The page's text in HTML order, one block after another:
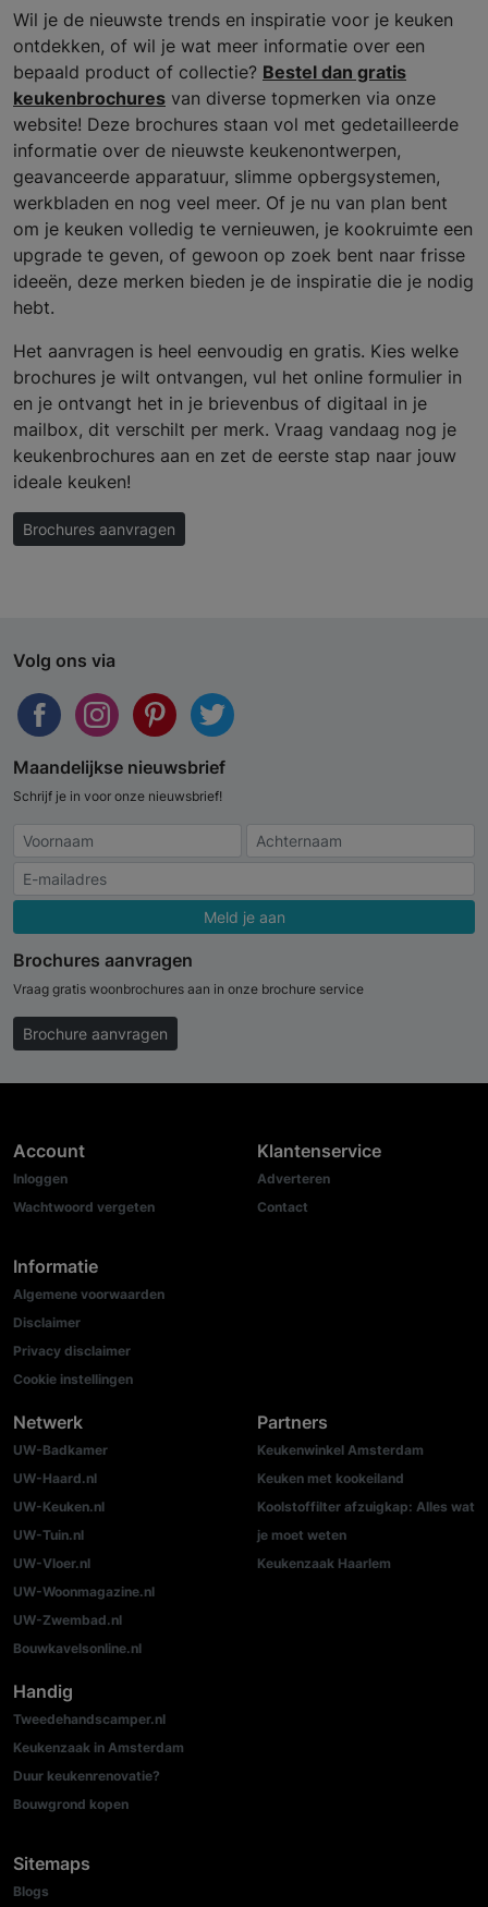
Wil je de nieuwste trends en inspiratie voor je keuken
ontdekken, of wil je wat meer informatie over een
bepaald product of collectie? Bestel dan gratis
keukenbrochures van diverse topmerken via onze
website! Deze brochures staan vol met gedetailleerde
informatie over de nieuwste keukenontwerpen,
geavanceerde apparatuur, slimme opbergsystemen,
werkbladen en nog veel meer. Of je nu van plan bent
om je keuken volledig te vernieuwen, je kookruimte een
upgrade te geven, of gewoon op zoek bent naar frisse
ideeën, deze merken bieden je de inspiratie die je nodig
hebt.
Het aanvragen is heel eenvoudig en gratis. Kies welke
brochures je wilt ontvangen, vul het online formulier in
en je ontvangt het in je brievenbus of digitaal in je
mailbox, dit verschilt per merk. Vraag vandaag nog je
keukenbrochures aan en zet de eerste stap naar jouw
ideale keuken!
Brochures aanvragen
Volg ons via
Maandelijkse nieuwsbrief
Schrijf je in voor onze nieuwsbrief!
Meld je aan
Brochures aanvragen
Vraag gratis woonbrochures aan in onze brochure service
Brochure aanvragen
Account
Inloggen
Wachtwoord vergeten
Informatie
Algemene voorwaarden
Disclaimer
Privacy disclaimer
Cookie instellingen
Klantenservice
Adverteren
Contact
Netwerk
UW-Badkamer
UW-Haard.nl
UW-Keuken.nl
UW-Tuin.nl
UW-Vloer.nl
UW-Woonmagazine.nl
UW-Zwembad.nl
Bouwkavelsonline.nl
Partners
Keukenwinkel Amsterdam
Keuken met kookeiland
Koolstoffilter afzuigkap: Alles wat
je moet weten
Keukenzaak Haarlem
Handig
Tweedehandscamper.nl
Keukenzaak in Amsterdam
Duur keukenrenovatie?
Bouwgrond kopen
Sitemaps
Blogs